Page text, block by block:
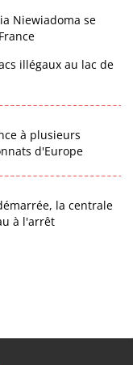
Niewiadoma se
illégaux au lac de
à plusieurs
d'Europe
la centrale
à l'arrêt